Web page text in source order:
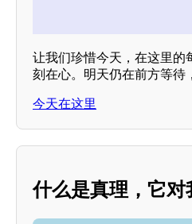
让我们珍惜今天，在这里的
刻在心。明天仍在前方等待
今天在这里
什么是真理，它对